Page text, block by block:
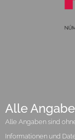
Alle
Alle Angaben sind
Informationen und